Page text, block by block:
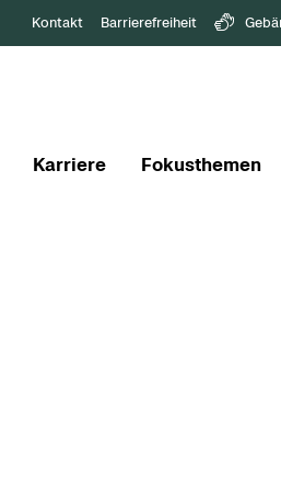
Kontakt Barrierefreiheit
Karriere Fokusthemen